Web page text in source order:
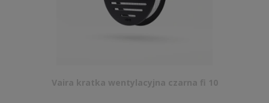
Vaira kratka wentylacyjna czarna fi 10